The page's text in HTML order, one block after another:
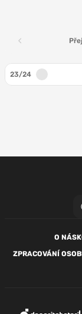
23/24
O NÁS
ZPRACOVÁNÍ